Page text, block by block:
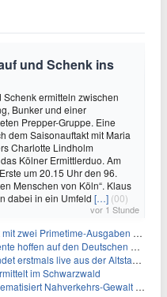
und Schenk ins
Schenk ermitteln zwischen
Bunker und einer
Prepper-Gruppe. Eine
dem Saisonauftakt mit Maria
Charlotte Lindholm
Kölner Ermittlerduo. Am
um 20.15 Uhr den 96.
Menschen von Köln“. Klaus
dabei in ein Umfeld […] (00)
vor 1 Stunde
zwei Primetime-Ausgaben zurück
auf den Deutschen Radiopreis
live aus der Altstadt von Side
im Schwarzwald
Nahverkehrs-Gewalt und Soldatinnen